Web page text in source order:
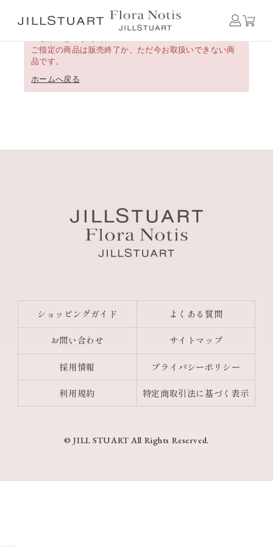
ご指定の商品は販売終了か、ただ今お取扱いできない商
品です。
ホームへ戻る
ショッピングガイド よくある質問
お問い合わせ サイトマップ
採用情報 プライバシーポリシー
利用規約 特定商取引法に基づく表示
© JILL STUART All Rights Reserved.